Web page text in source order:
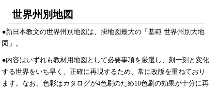
世界州別地図
●新日本教文の世界州別地図は、掛地図最大の「基範 世界州別大地
図」。
●内容はいずれも教材用地図として必要事項を厳選し、刻一刻と変化
する世界をいち早く、正確に再現するため、常に改版を重ねており
ます。なお、色彩はカタログが4色刷のため10色刷の効果が十分に再